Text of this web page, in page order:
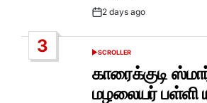
Post2 days ago
3
POSTED
SCROLLER
காரைக்குடி
மழலையர் பள்ளி